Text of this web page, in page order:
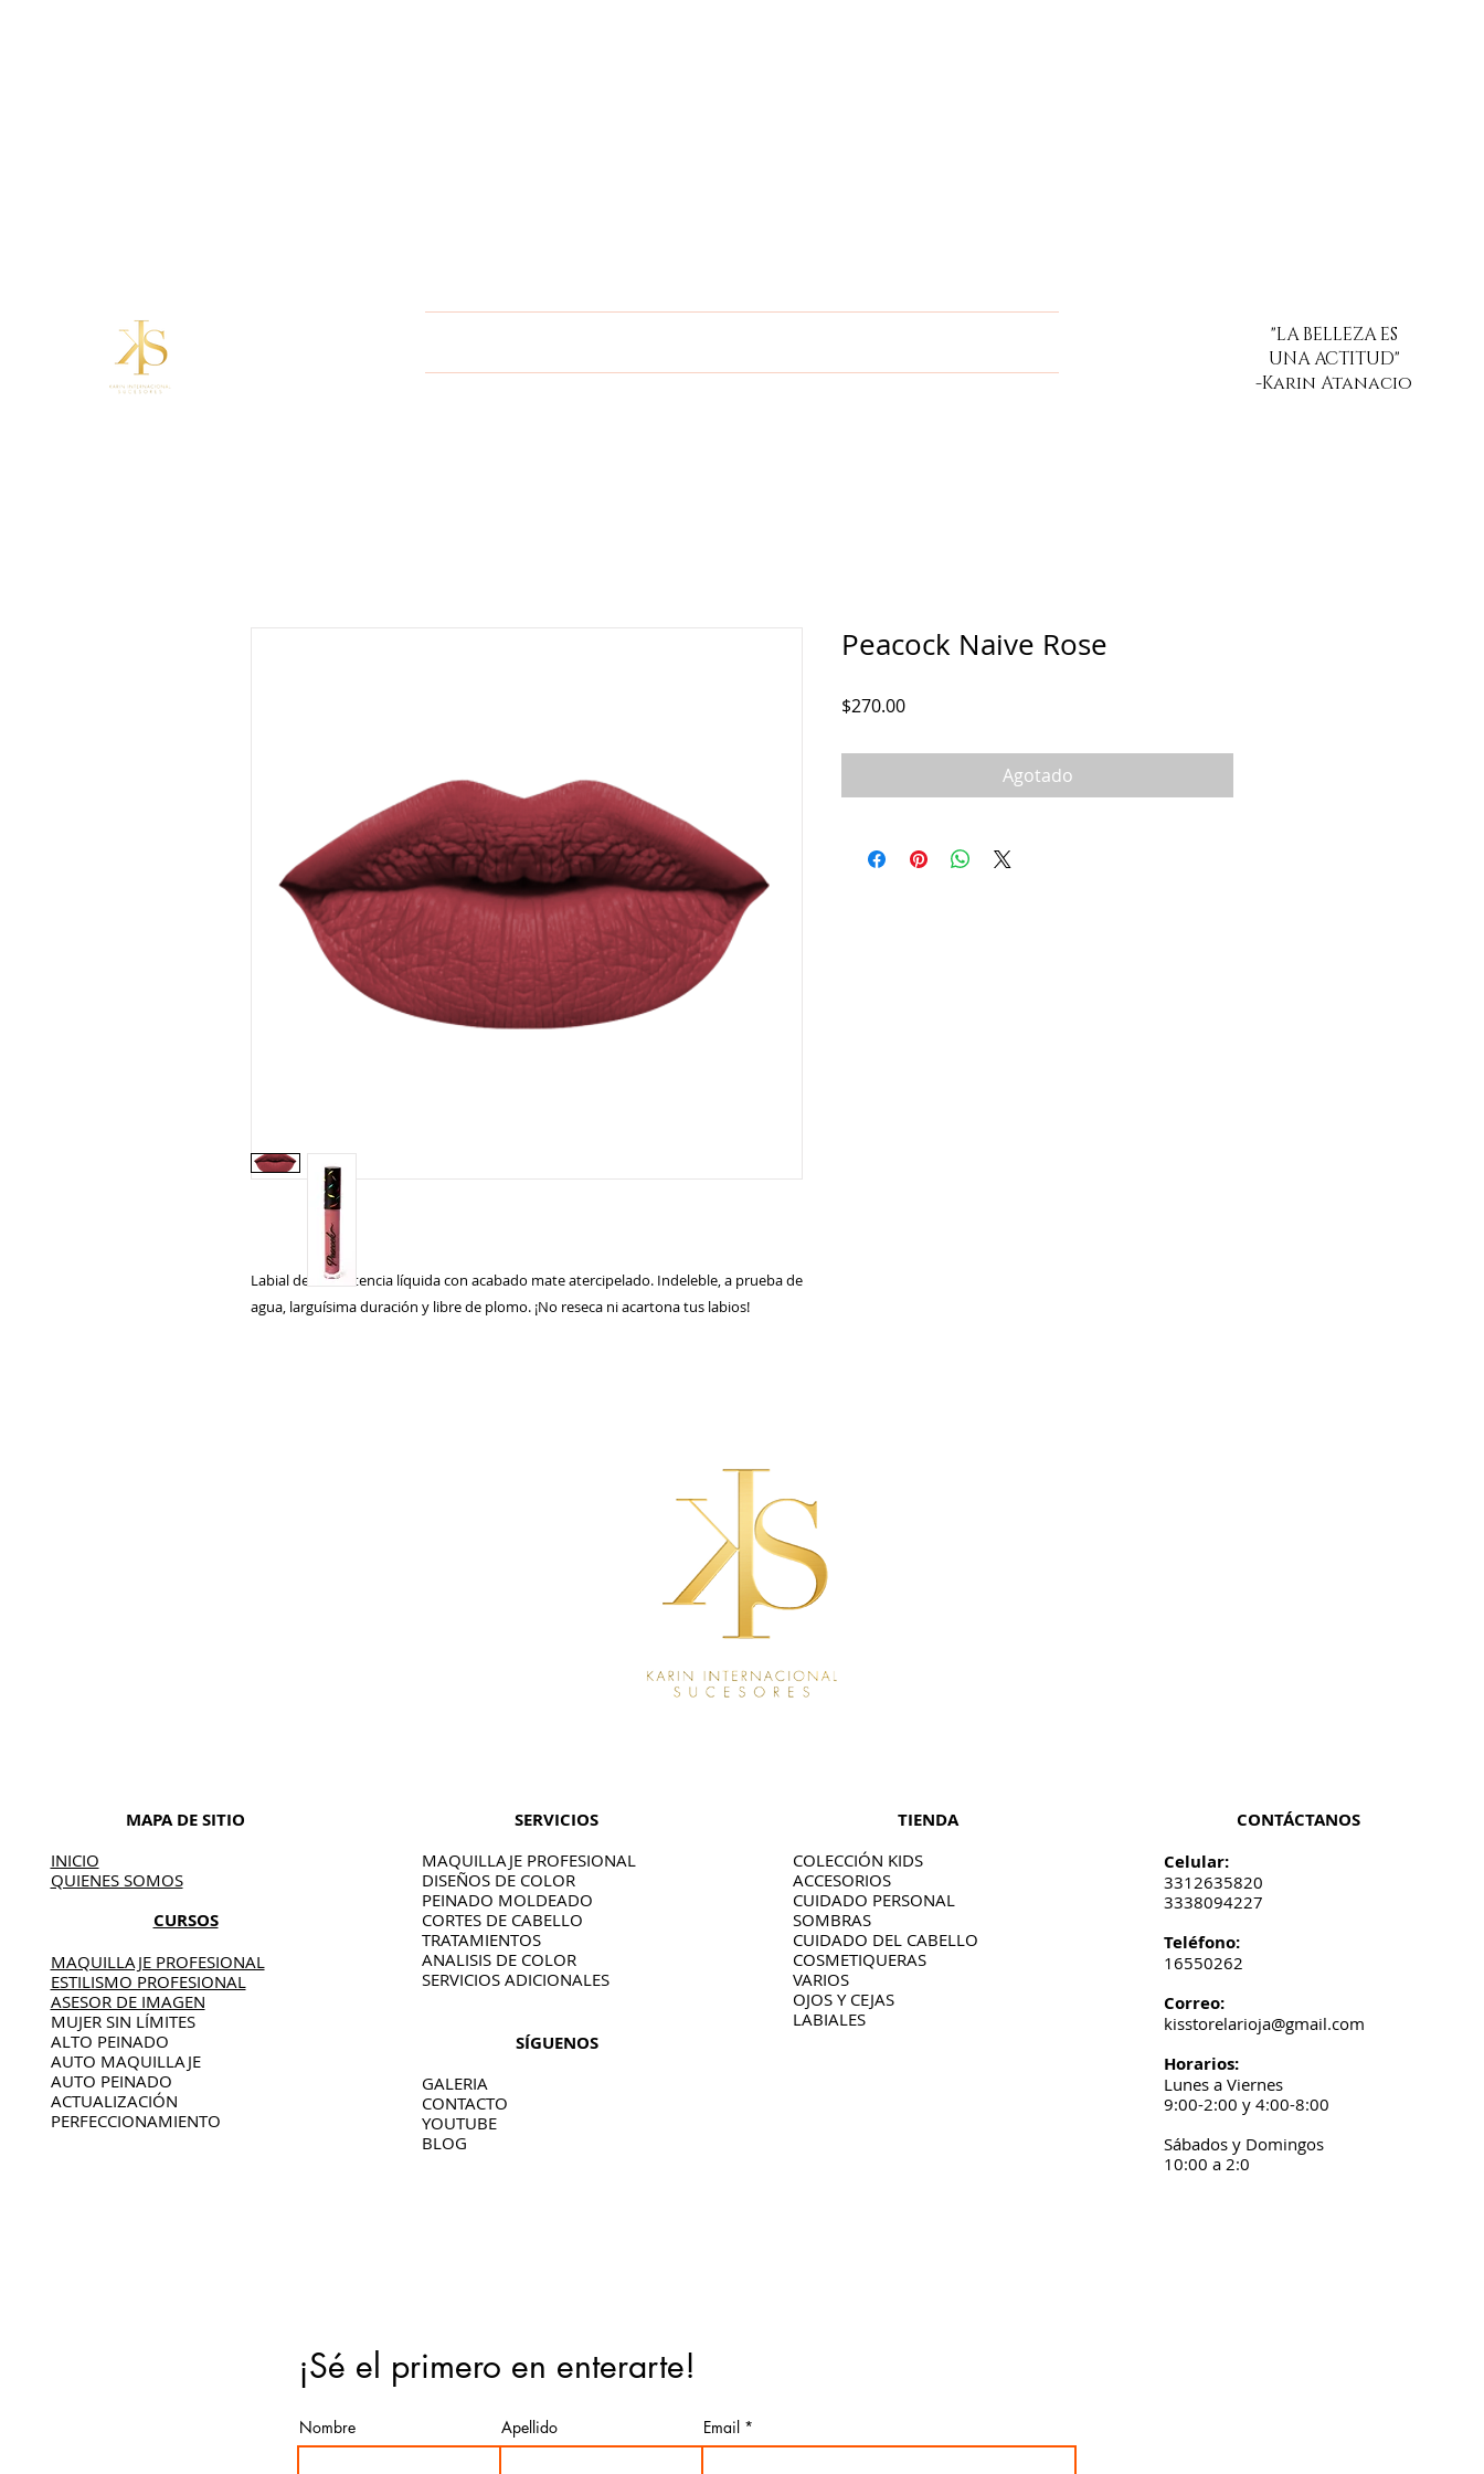
"LA BELLEZA ES
UNA ACTITUD"
-Karin Atanacio
Labial de consistencia líquida con acabado mate atercipelado. Indeleble, a prueba de
agua, larguísima duración y libre de plomo. ¡No reseca ni acartona tus labios!
Peacock Naive Rose
$270.00Precio
Agotado
MAPA DE SITIO
INICIO
QUIENES SOMOS
CURSOS
MAQUILLAJE PROFESIONAL
ESTILISMO PROFESIONAL
ASESOR DE IMAGEN
MUJER SIN LÍMITES
ALTO PEINADO
AUTO MAQUILLAJE
AUTO PEINADO
ACTUALIZACIÓN
PERFECCIONAMIENTO
SERVICIOS
MAQUILLAJE PROFESIONAL
DISEÑOS DE COLOR
PEINADO MOLDEADO
CORTES DE CABELLO
TRATAMIENTOS
ANALISIS DE COLOR
SERVICIOS ADICIONALES
SÍGUENOS
GALERIA
CONTACTO
YOUTUBE
BLOG
TIENDA
COLECCIÓN KIDS
ACCESORIOS
CUIDADO PERSONAL
SOMBRAS
CUIDADO DEL CABELLO
COSMETIQUERAS
VARIOS
OJOS Y CEJAS
LABIALES
CONTÁCTANOS
Celular:
3312635820
3338094227
​​​​​​​​​​​​​​​​​​​​Teléfono:
16550262
Correo:
kisstorelarioja@gmail.com
Horarios:
Lunes a Viernes
9:00-2:00 y 4:00-8:00
Sábados y Domingos
10:00 a 2:0
¡Sé el primero en enterarte!
Nombre Apellido Email